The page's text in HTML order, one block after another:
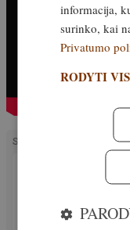
SUSIJĘ STRAIPSNIAI
Šį pavasarį
22. kovas, 2024
informacija,
surinko, kai
Privatumo
RODYTI